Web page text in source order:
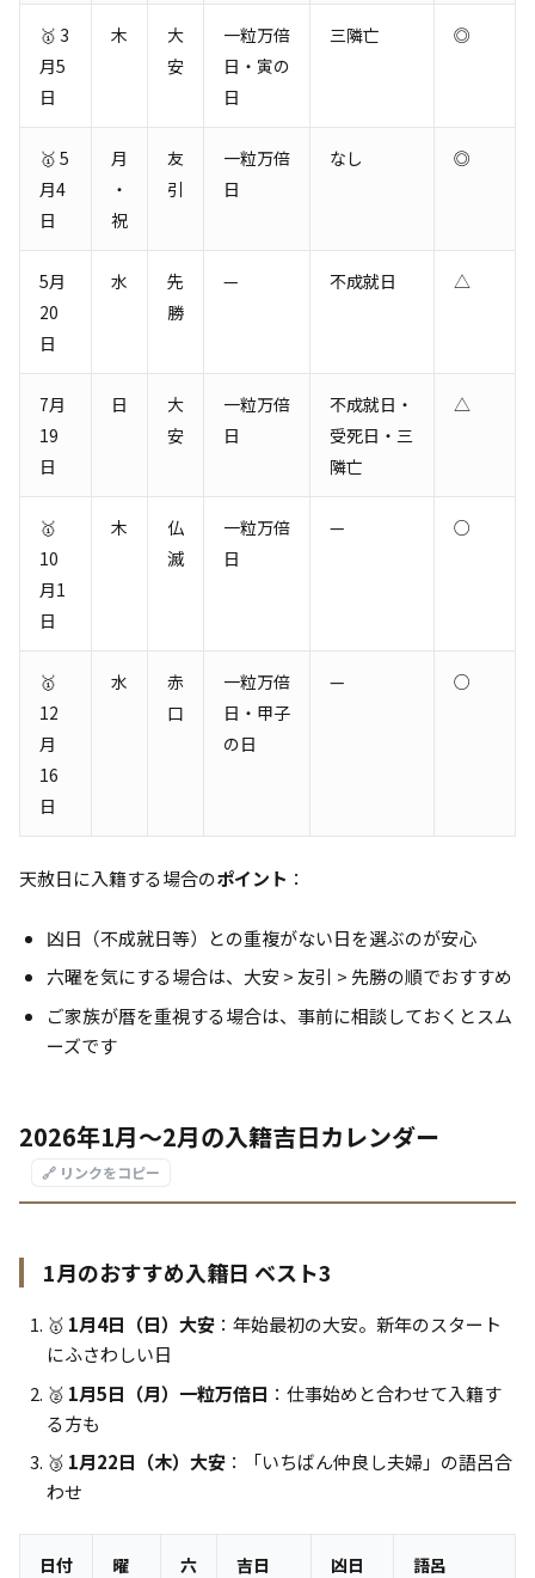
🥇 3
月5
日
木
大
安
一粒万倍
日・寅の
日
三隣亡 ◎
🥇 5
月4
日
月
・
祝
友
引
一粒万倍
日
なし ◎
5月
20
日
水
先
勝
— 不成就日 △
7月
19
日
日
大
安
一粒万倍
日
不成就日・
受死日・三
隣亡
△
🥇
10
月1
日
木
仏
滅
一粒万倍
日
— ○
🥇
12
月
16
日
水
赤
口
一粒万倍
日・甲子
の日
— ○
天赦日に入籍する場合のポイント ：
凶日（不成就日等）との重複がない日を選ぶのが安心
六曜を気にする場合は、大安 > 友引 > 先勝の順でおすすめ
ご家族が暦を重視する場合は、事前に相談しておくとスム
ーズです
2026年1月〜2月の入籍吉日カレンダー
🔗 リンクをコピー
1月のおすすめ入籍日 ベスト3
🥇 1月4日（日）大安：年始最初の大安。新年のスタート
にふさわしい日
🥈 1月5日（月）一粒万倍日 ：仕事始めと合わせて入籍す
る方も
🥉 1月22日（木）大安：「いちばん仲良し夫婦」の語呂合
わせ
日付
曜
六
吉日 凶日 語呂